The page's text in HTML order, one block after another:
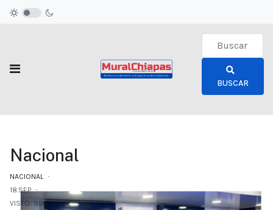
Type 2 or
BUSCAR
Nacional
NACIONAL
18.SEP
VISTO: 995